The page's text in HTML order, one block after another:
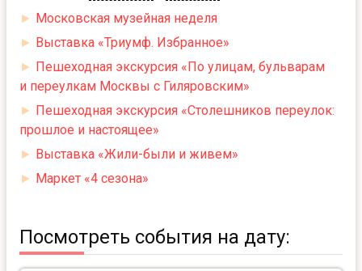
► Московская музейная неделя
► Выставка «Триумф. Избранное»
► Пешеходная экскурсия «По улицам, бульварам
и переулкам Москвы с Гиляровским»
► Пешеходная экскурсия «Столешников переулок:
прошлое и настоящее»
► Выставка «Жили-были и живем»
► Маркет «4 сезона»
Посмотреть события на дату: